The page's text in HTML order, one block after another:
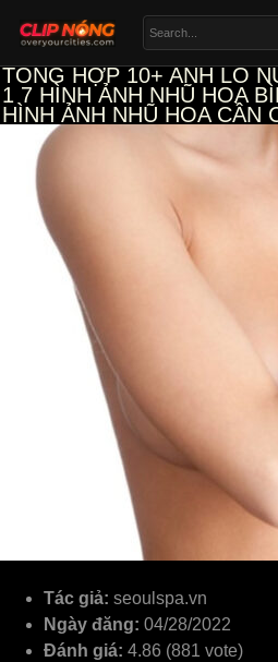
TỔNG HỢP 10+ ANH LO
1 7 HÌNH ẢNH NHŨ HOA
HÌNH ẢNH NHŨ HOA CẦN
Tác giả: seoulspa.vn
Ngày đăng: 04/28/2022
Đánh giá: 4.86 (881 vote)